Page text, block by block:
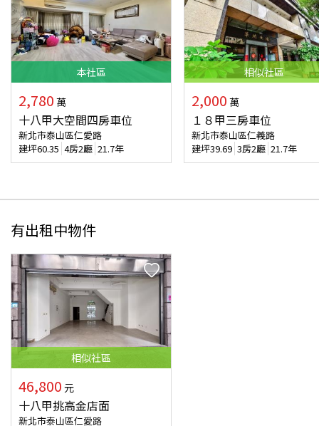
本社區
2,780 萬
十八甲大空間四房車位
新北市泰山區仁愛路
建坪60.35 4房2廳 21.7年
相似社區
2,000 萬
１８甲三房車位
新北市泰山區仁義路
建坪39.69 3房2廳 21.7年
有出租中物件
相似社區
46,800 元
十八甲挑高金店面
新北市泰山區仁愛路